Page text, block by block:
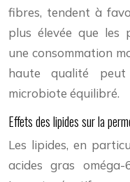
fibres, tendent à
plus élevée que les
une consommation
haute qualité
microbiote équilibré.
Effets des lipides sur la
Les lipides, en
acides gras